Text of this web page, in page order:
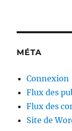
MÉTA
Connexion
Flux des
Flux des
Site de